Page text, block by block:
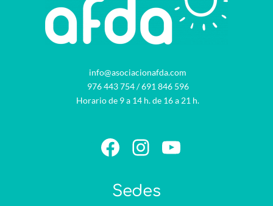
info@asociacionafda.com
976 443 754/691 846 596
Horario de 9 a 14 h. de 16 a 21 h.
Facebook
Instagram
YouTube
Sedes